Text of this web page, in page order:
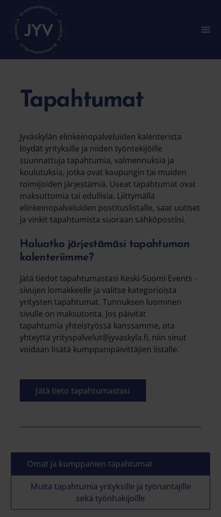
suoraan
sisältöön
A
v
Tapahtumat
Jyväskylän elinkeinopalveluiden kalenterista
löydät yrityksille ja niiden työntekijöille
suunnattuja tapahtumia, valmennuksia ja
koulutuksia, jotka ovat kaupungin tai muiden
toimijoiden järjestämiä. Useat tapahtumat ovat
maksuttomia tai edullisia. Liittymällä
elinkeinopalveluiden postituslistalle, saat uutiset
ja vinkit tapahtumista suoraan sähköpostiisi.
Haluatko järjestämäsi tapahtuman
kalenteriimme?
Jätä tiedot tapahtumastasi Keski-Suomi Events -
sivujen lomakkeelle ja valitse kategorioista
yritysten tapahtumat. Tunnuksen luominen
sivulle on maksutonta. Jos päivität
tapahtumia yhteistyössä kanssamme, ota
yhteyttä yrityspalvelut@jyvaskyla.fi, niin sinut
voidaan lisätä kumppanipäivittäjien listalle.
Jätä tieto tapahtumastasi
Omat ja kumppanien tapahtumat
Muita tapahtumia yrityksille ja työnantajille
sekä työnhakijoille